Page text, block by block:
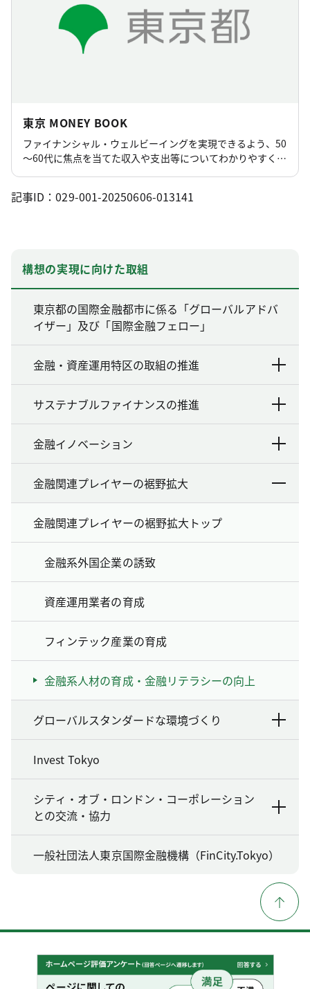
東京 MONEY BOOK
ファイナンシャル・ウェルビーイングを実現できるよう、50
～60代に焦点を当てた収入や支出等についてわかりやすく解
記事ID：029-001-20250606-013141
構想の実現に向けた取組
東京都の国際金融都市に係る「グローバルアドバ
イザー」及び「国際金融フェロー」
金融・資産運用特区の取組の推進
サステナブルファイナンスの推進
金融イノベーション
金融関連プレイヤーの裾野拡大
金融関連プレイヤーの裾野拡大トップ
金融系外国企業の誘致
資産運用業者の育成
フィンテック産業の育成
金融系人材の育成・金融リテラシーの向上
グローバルスタンダードな環境づくり
Invest Tokyo
シティ・オブ・ロンドン・コーポレーション
との交流・協力
一般社団法人東京国際金融機構（FinCity.Tokyo）